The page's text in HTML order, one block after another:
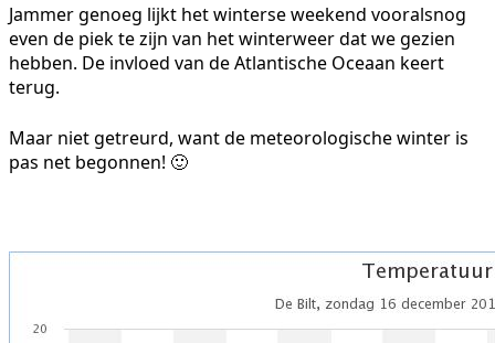
Jammer genoeg lijkt het winterse weekend vooralsnog
even de piek te zijn van het winterweer dat we gezien
hebben. De invloed van de Atlantische Oceaan keert
terug.
Maar niet getreurd, want de meteorologische winter is
pas net begonnen! 🙂